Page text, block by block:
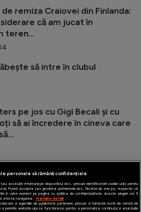
remiza Craiovei din Finlanda:
că am jucat în
teren...
să intre în clubul
pe jos cu Gigi Becali și cu
să ai încredere în cineva care
personale să rămână confidențiale
accesăm informații pe dispozitivul dvs., precum identificatorii cookie unici pentru
Puteți accepta sau gestiona preferințele dvs. făcând clic mai jos, respectiv vă
în orice moment pe pagina cu politica de confidențialitate. Aceste alegeri vor fi
afecta navigarea.
Mai multe detalii
si agentiile de publicitate partenere, precum si furnizorii nostri de servicii de
permite website-ului sa functioneze, pentru a personaliza continutul si anunturile